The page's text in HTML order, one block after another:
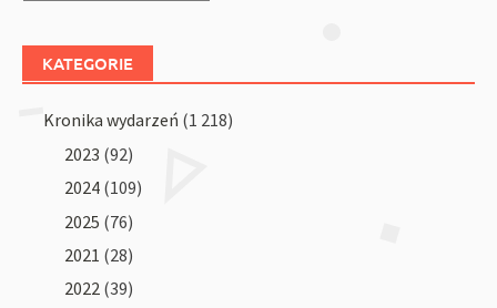
KATEGORIE
Kronika wydarzeń (1 218)
2023 (92)
2024 (109)
2025 (76)
2021 (28)
2022 (39)